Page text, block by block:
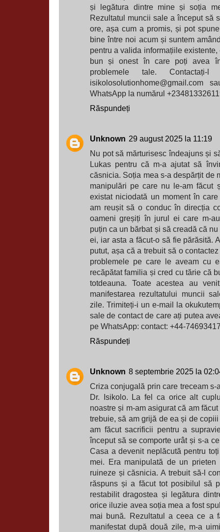
și legătura dintre mine și soția
Rezultatul muncii sale a început să
ore, așa cum a promis, și pot
bine între noi acum și suntem
pentru a valida informațiile
bun și onest în care poți avea
problemele tale.
isikolosolutionhome@gmail.com
WhatsApp la numărul
Răspundeți
Unknown 29 august 2025 la 11:19
Nu pot să mărturisesc îndeajuns și
Lukas pentru că m-a ajutat să
căsnicia. Soția mea s-a despărțit de
manipulări pe care nu le-am făcut
existat niciodată un moment în
am reușit să o conduc în direcția
oameni greșiți în jurul ei care m-
puțin ca un bărbat și să creadă că
ei, iar asta a făcut-o să fie părăsită.
putut, așa că a trebuit să o
problemele pe care le aveam cu
recăpătat familia și cred cu tărie că
totdeauna. Toate acestea au
manifestarea rezultatului muncii
zile. Trimiteți-i un e-mail la
sale de contact de care ați putea
pe WhatsApp: contact: +44-
Răspundeți
Unknown 8 septembrie 2025 la
Criza conjugală prin care treceam
Dr. Isikolo. La fel ca orice alt
noastre și m-am asigurat că am
trebuie, să am grijă de ea și de
am făcut sacrificii pentru a
început să se comporte urât și s-a
Casa a devenit neplăcută pentru
mei. Era manipulată de un
ruineze și căsnicia. A trebuit să-l
răspuns și a făcut tot posibilul să
restabilit dragostea și legătura
orice iluzie avea soția mea a fost
mai bună. Rezultatul a ceea ce a
manifestat după două zile, m-a